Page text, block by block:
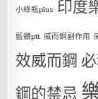
小綠瓶plus 印度
藍鑽ptt 威而鋼副作用
效威而鋼
鋼的禁忌